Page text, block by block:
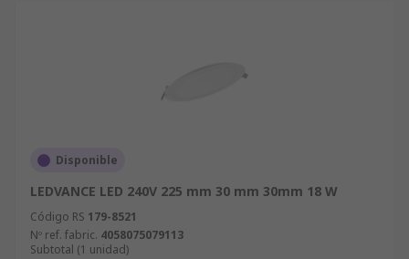
Disponible
LEDVANCE LED 240V 225 mm 30 mm 30mm 18 W
Código RS 179-8521
Nº ref. fabric. 4058075079113
Subtotal (1 unidad)